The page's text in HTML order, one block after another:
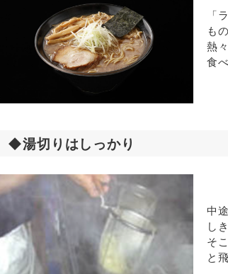
「
も
熱
食
◆湯切りはしっかり
中
し
そ
と